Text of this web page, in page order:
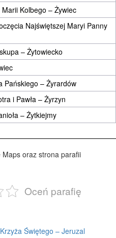
Kolbego – Żywiec
Najświętszej Maryi Panny
– Żytowiecko
Pańskiego – Żyrardów
i Pawła – Żyrzyn
– Żytkiejmy
Maps oraz strona parafii
Oceń parafię
Świętego – Jeruzal